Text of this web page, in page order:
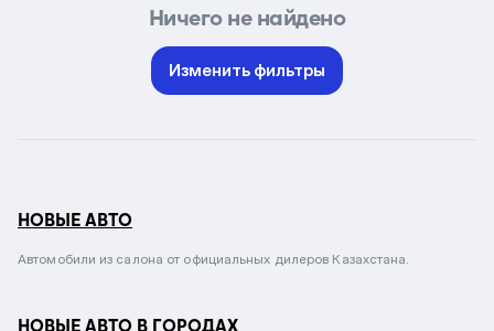
Ничего не найдено
Изменить фильтры
НОВЫЕ АВТО
Автомобили из салона от официальных дилеров Казахстана.
НОВЫЕ АВТО В ГОРОДАХ